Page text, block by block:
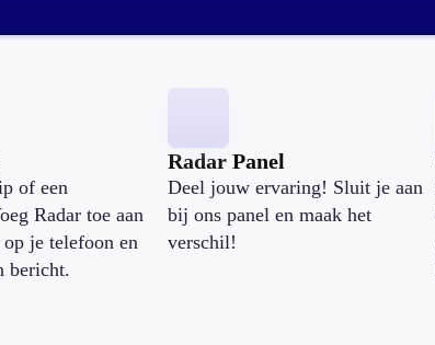
of een
Radar toe aan
op je telefoon en
bericht.
Radar Panel
Deel jouw ervaring! Sluit je aan
bij ons panel en maak het
verschil!